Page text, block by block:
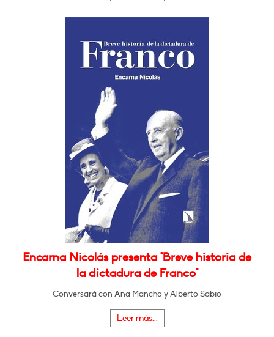
Encarna Nicolás presenta "Breve historia de
la dictadura de Franco"
Conversará con Ana Mancho y Alberto Sabio
Leer más...